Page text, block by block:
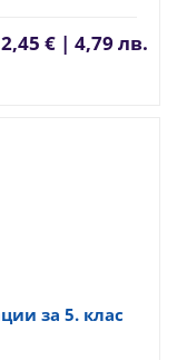
2,45 € | 4,79 лв.
за 5. клас